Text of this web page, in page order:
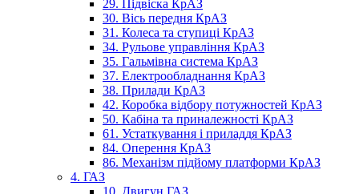
29. Підвіска КрАЗ
30. Вісь передня КрАЗ
31. Колеса та ступиці КрАЗ
34. Рульове управління КрАЗ
35. Гальмівна система КрАЗ
37. Електрообладнання КрАЗ
38. Прилади КрАЗ
42. Коробка відбору потужностей КрАЗ
50. Кабіна та приналежності КрАЗ
61. Устаткування і приладдя КрАЗ
84. Оперення КрАЗ
86. Механізм підйому платформи КрАЗ
4. ГАЗ
10. Двигун ГАЗ